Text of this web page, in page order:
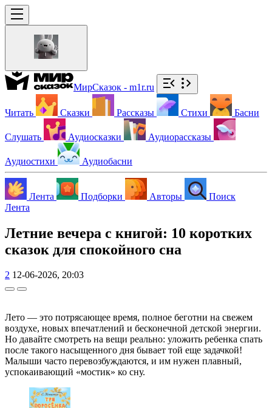
МирСказок - m1r.ru
Читать Сказки Рассказы Стихи Басни
Слушать Аудиосказки Аудиорассказы
Аудиостихи Аудиобасни
Лента Подборки Авторы
Поиск
Лента
Летние вечера с книгой: 10 коротких
сказок для спокойного сна
2 12-06-2026, 20:03
Лето — это потрясающее время, полное беготни на свежем
воздухе, новых впечатлений и бесконечной детской энергии.
Но давайте смотреть на вещи реально: уложить ребенка спать
после такого насыщенного дня бывает той еще задачкой!
Малыши часто перевозбуждаются, и им нужен плавный,
успокаивающий «мостик» ко сну.